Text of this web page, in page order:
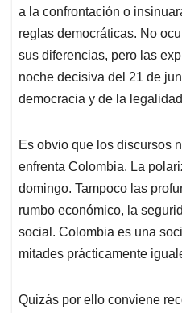
a la confrontación o
reglas democráticas. No
sus diferencias, pero las
noche decisiva del 21 de
democracia y de la
Es obvio que los discursos
enfrenta Colombia. La
domingo. Tampoco las
rumbo económico, la
social. Colombia es una
mitades prácticamente
Quizás por ello conviene